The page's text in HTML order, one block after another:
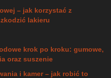
– jak korzystać z
lakieru
krok po kroku: gumowe,
oraz suszenie
i kamer – jak robić to